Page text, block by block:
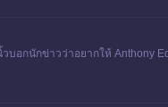
วบอกนักข่าวว่าอยากให้